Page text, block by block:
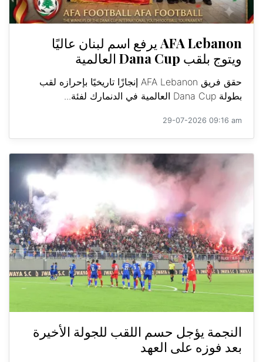
AFA Lebanon يرفع اسم لبنان عاليًا
ويتوج بلقب Dana Cup العالمية
حقق فريق AFA Lebanon إنجازًا تاريخيًا بإحرازه لقب
بطولة Dana Cup العالمية في الدنمارك لفئة...
29-07-2026 09:16 am
النجمة يؤجل حسم اللقب للجولة الأخيرة
بعد فوزه على العهد